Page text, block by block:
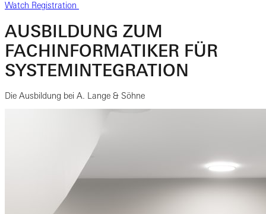
Watch Registration
AUSBILDUNG ZUM
FACHINFORMATIKER FÜR
SYSTEMINTEGRATION
Die Ausbildung bei A. Lange & Söhne